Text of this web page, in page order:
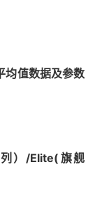
均值数据及参数
）/Elite(旗舰